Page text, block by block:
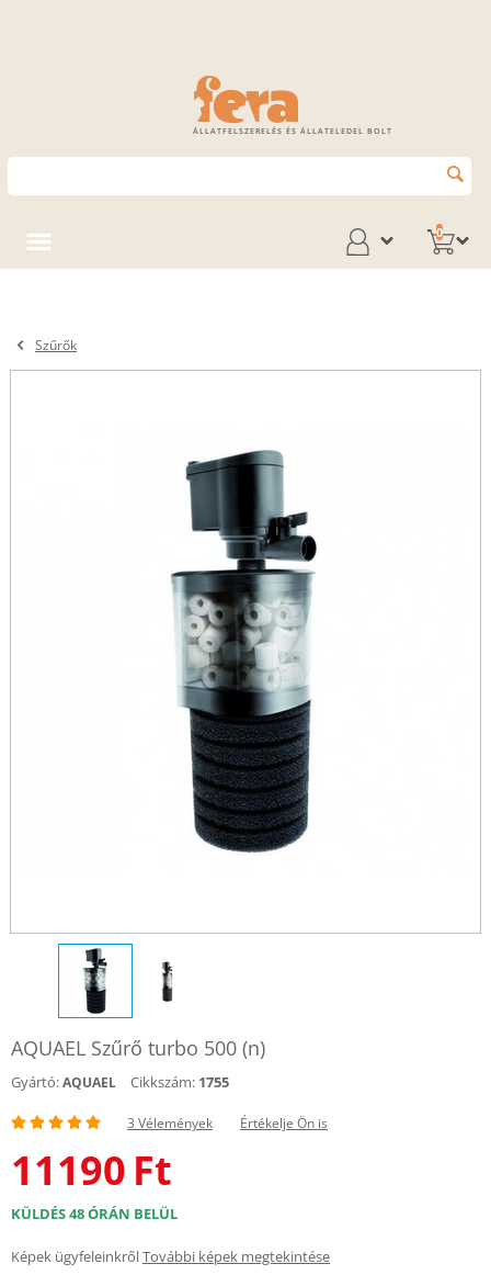
ÁLLATFELSZERELÉS ÉS ÁLLATELEDEL BOLT
0
Szűrők
AQUAEL Szűrő turbo 500 (n)
Gyártó:AQUAEL Cikkszám: 1755
3 Vélemények Értékelje Ön is
11190 Ft
KÜLDÉS 48 ÓRÁN BELÜL
Képek ügyfeleinkrőlTovábbi képek megtekintése